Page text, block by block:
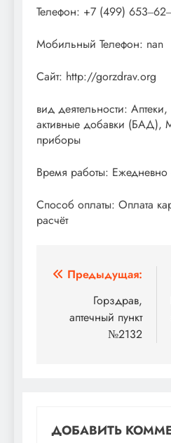
Телефон: +7 (499)
Мобильный Телефон: nan
Сайт: http://gorzdrav.org
вид деятельности:
активные добавки (БАД),
приборы
Время работы:
Способ оплаты: Оплата
расчёт
Навигация
записям
Предыдущая:
Горздрав,
аптечный пункт
№2132
ДОБАВИТЬ